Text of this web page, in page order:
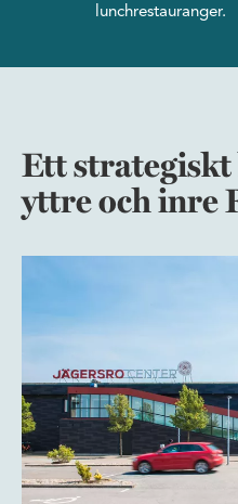
lunchrestauranger.
Ett strategiskt
yttre och inre